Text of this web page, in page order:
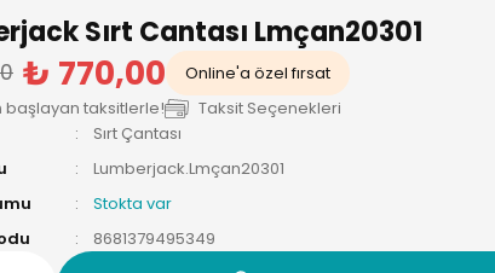
Sırt Cantası Lmçan20301
₺ 770,00 Online'a özel fırsat
başlayan taksitlerle!
Taksit Seçenekleri
Sırt Çantası
Lumberjack.Lmçan20301
Stokta var
8681379495349